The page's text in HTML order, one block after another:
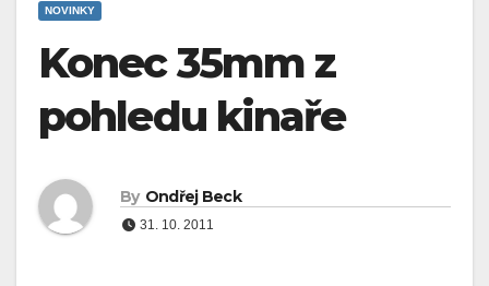
NOVINKY
Konec 35mm z
pohledu kinaře
By Ondřej Beck
31. 10. 2011